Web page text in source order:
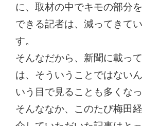
に、取材の中でキモの部分
できる記者は、減ってきて
す。
そんなだから、新聞に載っ
は、そういうことではない
いう目で見ることも多くな
そんななか、このたび梅田